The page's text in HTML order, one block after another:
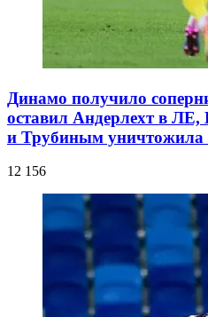
Динамо получило
оставил Андерлехт в
и Трубиным уничтожила
12 156